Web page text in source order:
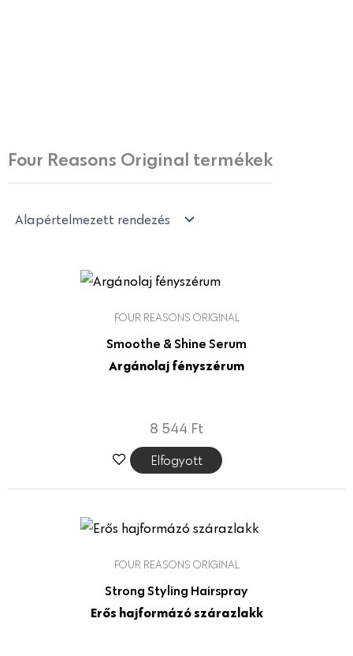
Four Reasons Original termékek
FOUR REASONS ORIGINAL
Smoothe & Shine Serum
Argánolaj fényszérum
8 544 Ft
Elfogyott
FOUR REASONS ORIGINAL
Strong Styling Hairspray
Erős hajformázó szárazlakk